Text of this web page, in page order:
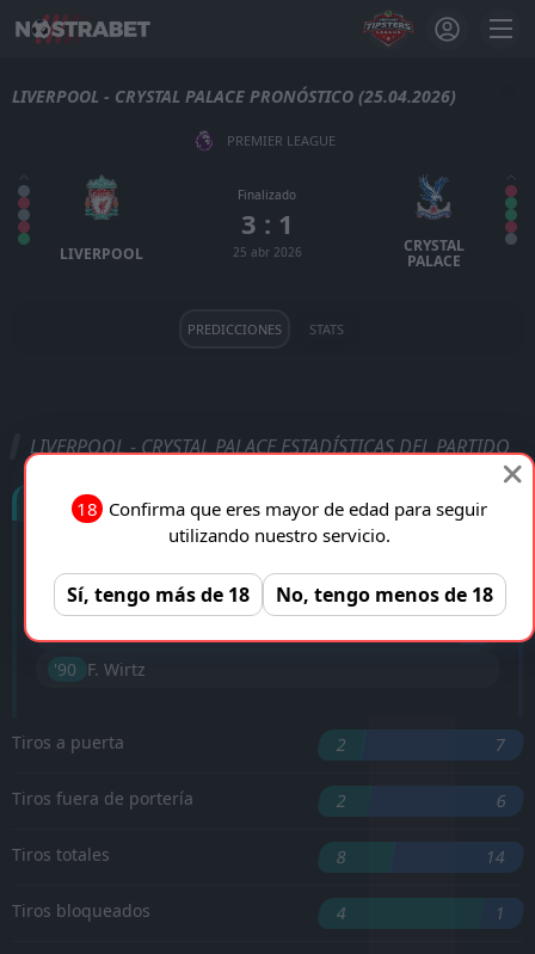
LIVERPOOL - CRYSTAL PALACE PRONÓSTICO (25.04.2026)
PREMIER LEAGUE
LIVERPOOL
Finalizado
3 : 1
25 abr 2026 CRYSTAL
PALACE
PREDICCIONES STATS
LIVERPOOL - CRYSTAL PALACE ESTADÍSTICAS DEL PARTIDO
Goles
'40 ︎ A. Robertson
'90 ︎ F. Wirtz
Tiros a puerta 2 7
Tiros fuera de portería 2 6
Tiros totales 8 14
Tiros bloqueados 4 1
18 Confirma que eres mayor de edad para seguir
utilizando nuestro servicio.
Sí, tengo más de 18 No, tengo menos de 18